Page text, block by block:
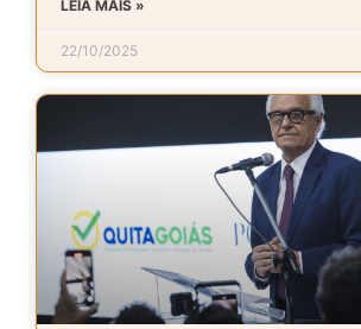
LEIA MAIS »
22/10/2025